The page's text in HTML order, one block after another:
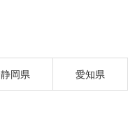
静岡県 愛知県